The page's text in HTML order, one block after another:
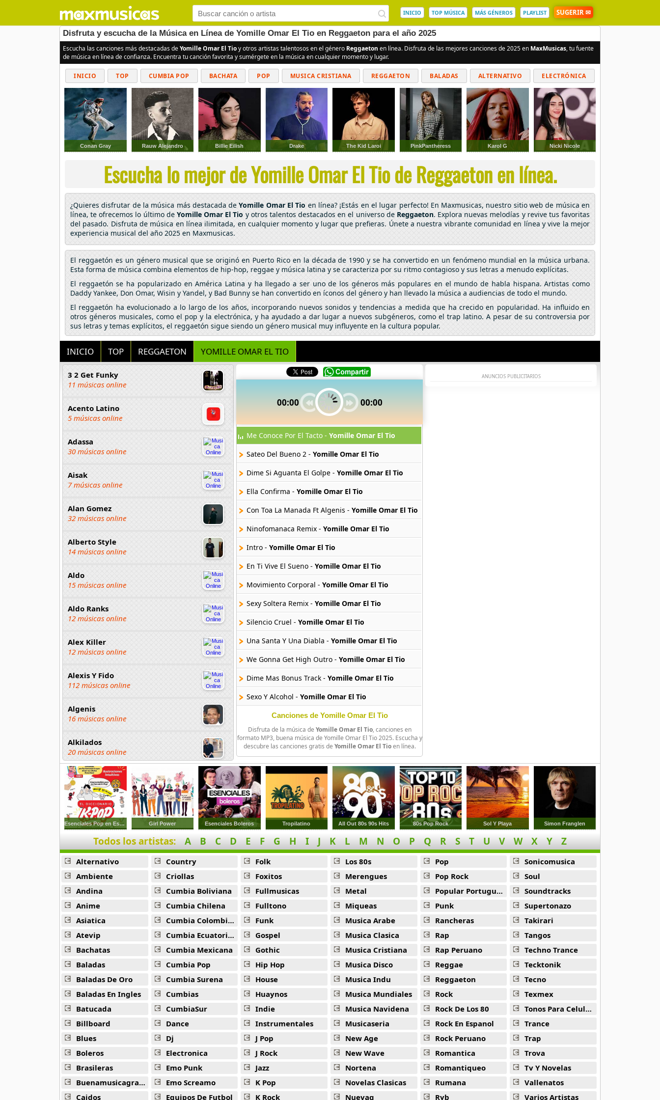
INICIO TOP MÚSICA MÁS GÉNEROS PLAYLIST SUGERIR ✉
Disfruta y escucha de la Música en Línea de Yomille Omar El Tio en Reggaeton para el año 2025
Escucha las canciones más destacadas deYomille Omar El Tioy otros artistas talentosos en el género Reggaeton en línea. Disfruta de las mejores canciones de 2025 en MaxMusicas, tu fuente
de música en línea de confianza. Encuentra tu canción favorita y sumérgete en la música en cualquier momento y lugar.
INICIO TOP CUMBIA POP BACHATA POP MUSICA CRISTIANA REGGAETON BALADAS ALTERNATIVO ELECTRÓNICA
Conan Gray Rauw Alejandro Billie Eilish Drake The Kid Laroi PinkPantheress Karol G Nicki Nicole
Escucha lo mejor de Yomille Omar El Tio de Reggaeton en línea.
¿Quieres disfrutar de la música más destacada deYomille Omar El Tio en línea? ¡Estás en el lugar perfecto! En Maxmusicas, nuestro sitio web de música en
línea, te ofrecemos lo último de Yomille Omar El Tio y otros talentos destacados en el universo de Reggaeton. Explora nuevas melodías y revive tus favoritas
del pasado. Disfruta de música en línea ilimitada, en cualquier momento y lugar que prefieras. Únete a nuestra vibrante comunidad en línea y vive la mejor
experiencia musical del año 2025 en Maxmusicas.
El reggaetón es un género musical que se originó en Puerto Rico en la década de 1990 y se ha convertido en un fenómeno mundial en la música urbana.
Esta forma de música combina elementos de hip-hop, reggae y música latina y se caracteriza por su ritmo contagioso y sus letras a menudo explícitas.
El reggaetón se ha popularizado en América Latina y ha llegado a ser uno de los géneros más populares en el mundo de habla hispana. Artistas como
Daddy Yankee, Don Omar, Wisin y Yandel, y Bad Bunny se han convertido en íconos del género y han llevado la música a audiencias de todo el mundo.
El reggaetón ha evolucionado a lo largo de los años, incorporando nuevos sonidos y tendencias a medida que ha crecido en popularidad. Ha influido en
otros géneros musicales, como el pop y la electrónica, y ha ayudado a dar lugar a nuevos subgéneros, como el trap latino. A pesar de su controversia por
sus letras y temas explícitos, el reggaetón sigue siendo un género musical muy influyente en la cultura popular.
INICIO TOP REGGAETON YOMILLE OMAR EL TIO
3 2 Get Funky
11 músicas online
Acento Latino
5 músicas online
Adassa
30 músicas online
Aisak
7 músicas online
Alan Gomez
32 músicas online
Alberto Style
14 músicas online
Aldo
15 músicas online
Aldo Ranks
12 músicas online
Alex Killer
12 músicas online
Alexis Y Fido
112 músicas online
Algenis
16 músicas online
Alkilados
20 músicas online
Andy Boy
42 músicas online
Angel Olmos
9 músicas online
Anonimus
20 músicas online
Anton La Voz De Oro
10 músicas online
Anuel Aa
257 músicas online
Arcangel
416 músicas online
Arcangel Y De La Ghetto
101 músicas online
Arthur
4 músicas online
Asesino
21 músicas online
93 músicas online
00:00 00:00
Me Conoce Por El Tacto - Yomille Omar El Tio
Sateo Del Bueno 2 - Yomille Omar El Tio
Dime Si Aguanta El Golpe - Yomille Omar El Tio
Ella Confirma - Yomille Omar El Tio
Con Toa La Manada Ft Algenis - Yomille Omar El Tio
Ninofomanaca Remix - Yomille Omar El Tio
Intro - Yomille Omar El Tio
En Ti Vive El Sueno - Yomille Omar El Tio
Movimiento Corporal - Yomille Omar El Tio
Sexy Soltera Remix - Yomille Omar El Tio
Silencio Cruel - Yomille Omar El Tio
Una Santa Y Una Diabla - Yomille Omar El Tio
We Gonna Get High Outro - Yomille Omar El Tio
Dime Mas Bonus Track - Yomille Omar El Tio
Sexo Y Alcohol - Yomille Omar El Tio
The Real Survivors -Yomille Omar El Tio
A Lo Callejon -Yomille Omar El Tio
Yomille Omar El Tio
Musica Sinestra -
Yomille Omar El Tio
Ella A Tiene Su Flow -Yomille Omar El Tio
Canciones de Yomille Omar El Tio
Disfruta de la música de Yomille Omar El Tio, canciones en
formato MP3, buena música de Yomille Omar El Tio 2025. Escucha y
descubre las canciones gratis de Yomille Omar El Tioen línea.
ANUNCIOS PUBLICITARIOS
Esenciales Pop en Espanol Girl Power Esenciales Boleros Tropilatino All Out 80s 90s Hits 80s Pop Rock Sol Y Playa Simon Franglen
Todos los artistas: A B C D E F G H I J K L M N O P Q R S T U V W X Y Z
Alternativo
Ambiente
Andina
Anime
Asiatica
Atevip
Bachatas
Baladas
Baladas De Oro
Baladas En Ingles
Batucada
Billboard
Blues
Boleros
Brasileras
Buenamusicagratis
Caidos
Country
Criollas
Cumbia Boliviana
Cumbia Chilena
Cumbia Colombiana
Cumbia Ecuatoriana
Cumbia Mexicana
Cumbia Pop
Cumbia Surena
Cumbias
CumbiaSur
Dance
Dj
Electronica
Emo Punk
Emo Screamo
Equipos De Futbol
Folk
Foxitos
Fullmusicas
Fulltono
Funk
Gospel
Gothic
Hip Hop
House
Huaynos
Indie
Instrumentales
J Pop
J Rock
Jazz
K Pop
K Rock
Los 80s
Merengues
Metal
Miqueas
Musica Arabe
Musica Clasica
Musica Cristiana
Musica Disco
Musica Indu
Musica Mundiales
Musica Navidena
Musicaseria
New Age
New Wave
Nortena
Novelas Clasicas
Nuevaq
Pop
Pop Rock
Popular Portuguesa
Punk
Rancheras
Rap
Rap Peruano
Reggae
Reggaeton
Rock
Rock De Los 80
Rock En Espanol
Rock Peruano
Romantica
Romantiqueo
Rumana
Ryb
Sonicomusica
Soul
Soundtracks
Supertonazo
Takirari
Tangos
Techno Trance
Tecktonik
Tecno
Texmex
Tonos Para Celulares
Trance
Trap
Trova
Tv Y Novelas
Vallenatos
Varios Artistas